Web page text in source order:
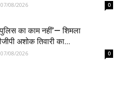
07/08/2026 0
पुलिस का काम नहीं’— शिमला
अशोक तिवारी का...
07/08/2026 0